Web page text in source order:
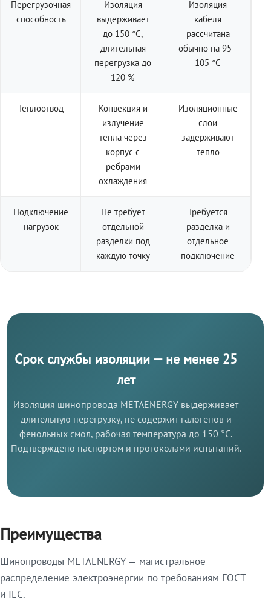
Перегрузочная
способность
Изоляция
выдерживает
до 150 °C,
длительная
перегрузка до
120 %
Изоляция
кабеля
рассчитана
обычно на 95–
105 °C
Теплоотвод
Конвекция и
излучение
тепла через
корпус с
рёбрами
охлаждения
Изоляционные
слои
задерживают
тепло
Подключение
нагрузок
Не требует
отдельной
разделки под
каждую точку
Требуется
разделка и
отдельное
подключение
Срок службы изоляции — не менее 25
лет
Изоляция шинопровода METAENERGY выдерживает
длительную перегрузку, не содержит галогенов и
фенольных смол, рабочая температура до 150 °C.
Подтверждено паспортом и протоколами испытаний.
Преимущества
Шинопроводы METAENERGY — магистральное
распределение электроэнергии по требованиям ГОСТ
и IEC.